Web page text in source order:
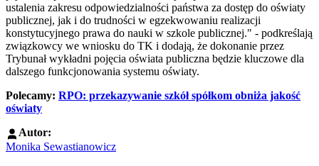
ustalenia zakresu odpowiedzialności państwa za dostęp do oświaty
publicznej, jak i do trudności w egzekwowaniu realizacji
konstytucyjnego prawa do nauki w szkole publicznej." - podkreślają
związkowcy we wniosku do TK i dodają, że dokonanie przez
Trybunał wykładni pojęcia oświata publiczna będzie kluczowe dla
dalszego funkcjonowania systemu oświaty.
Polecamy: RPO: przekazywanie szkół spółkom obniża jakość
oświaty
Autor:
Monika Sewastianowicz